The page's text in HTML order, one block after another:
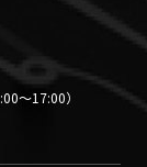
〜17:00）